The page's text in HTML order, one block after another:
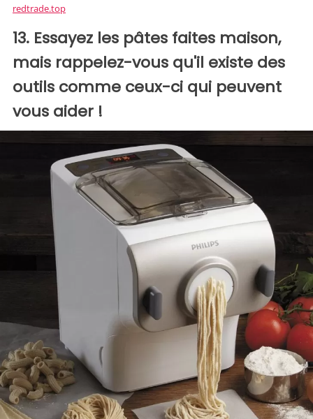
redtrade.top
13. Essayez les pâtes faites maison,
mais rappelez-vous qu'il existe des
outils comme ceux-ci qui peuvent
vous aider !